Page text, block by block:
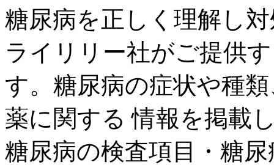
糖尿病を正しく理解し
ライリリー社がご提供
す。糖尿病の症状や種
薬に関する 情報を掲載
糖尿病の検査項目・糖